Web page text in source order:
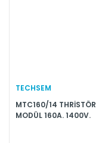
TECHSEM
MTC160/14 THRİSTÖR
MODÜL 160A. 1400V.